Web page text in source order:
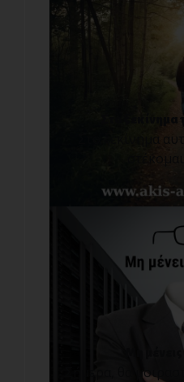
Στο ξεκίνημα
Στο ξεκίνημα
Μη
Σήμερα, θα